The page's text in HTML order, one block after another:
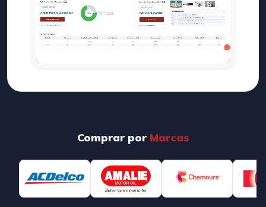
Comprar por Marcas